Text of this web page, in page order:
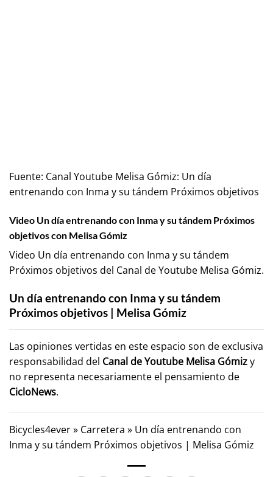
Fuente: Canal Youtube Melisa Gómiz: Un día
entrenando con Inma y su tándem Próximos objetivos
Video Un día entrenando con Inma y su tándem Próximos
objetivos con Melisa Gómiz
Video Un día entrenando con Inma y su tándem
Próximos objetivos del Canal de Youtube Melisa Gómiz.
Un día entrenando con Inma y su tándem
Próximos objetivos | Melisa Gómiz
Las opiniones vertidas en este espacio son de exclusiva
responsabilidad del Canal de Youtube Melisa Gómizy
no representa necesariamente el pensamiento de
CicloNews.
Bicycles4ever» Carretera » Un día entrenando con
Inma y su tándem Próximos objetivos | Melisa Gómiz